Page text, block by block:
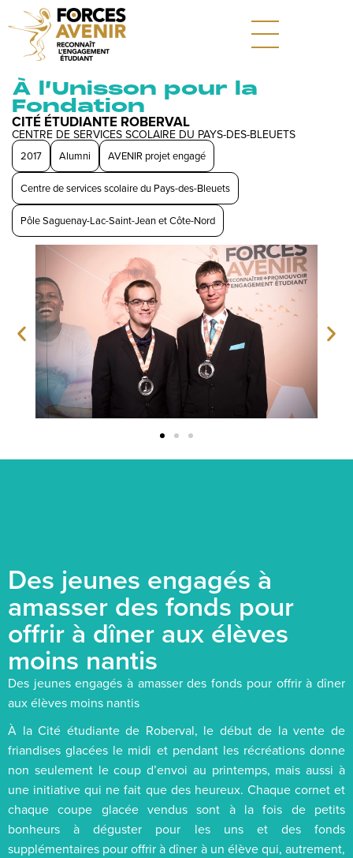
À l’Unisson pour la
Fondation
CITÉ ÉTUDIANTE ROBERVAL
CENTRE DE SERVICES SCOLAIRE DU PAYS-DES-BLEUETS
2017 Alumni AVENIR projet engagé
Centre de services scolaire du Pays-des-Bleuets
Pôle Saguenay-Lac-Saint-Jean et Côte-Nord
Des jeunes engagés à
amasser des fonds pour
offrir à dîner aux élèves
moins nantis
Des jeunes engagés à amasser des fonds pour offrir à dîner
aux élèves moins nantis
À la Cité étudiante de Roberval, le début de la vente de
friandises glacées le midi et pendant les récréations donne
non seulement le coup d’envoi au printemps, mais aussi à
une initiative qui ne fait que des heureux. Chaque cornet et
chaque coupe glacée vendus sont à la fois de petits
bonheurs à déguster pour les uns et des fonds
supplémentaires pour offrir à dîner à un élève qui, autrement,